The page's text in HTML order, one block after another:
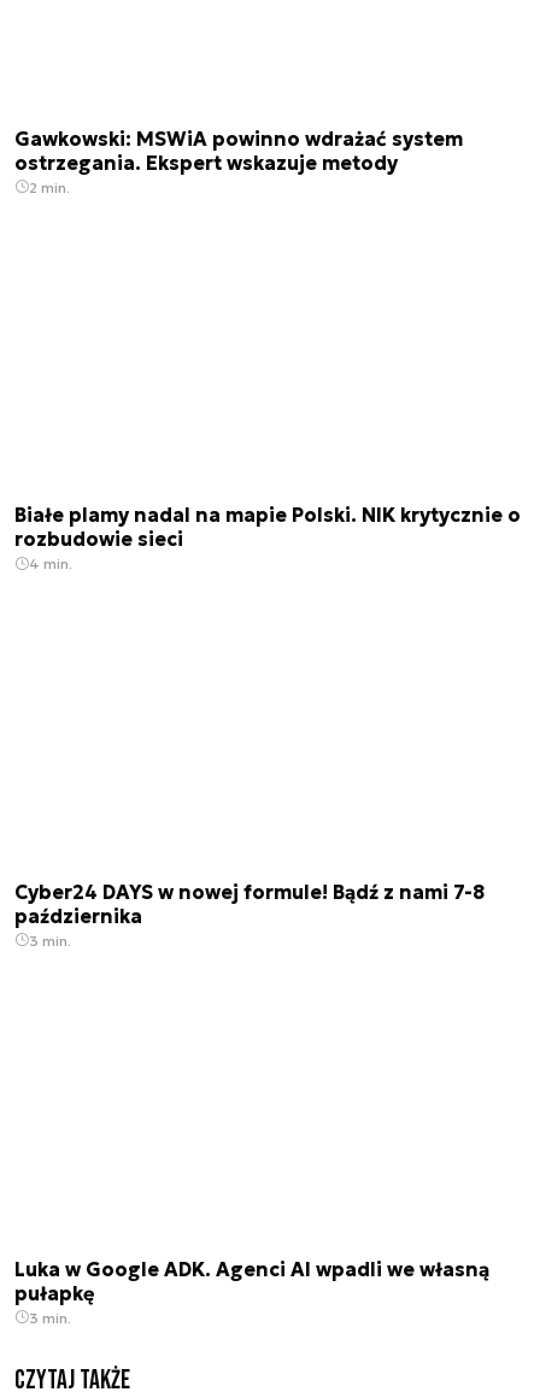
Gawkowski: MSWiA powinno wdrażać system
ostrzegania. Ekspert wskazuje metody
2 min.
Białe plamy nadal na mapie Polski. NIK krytycznie o
rozbudowie sieci
4 min.
Cyber24 DAYS w nowej formule! Bądź z nami 7-8
października
3 min.
Luka w Google ADK. Agenci AI wpadli we własną
pułapkę
3 min.
Czytaj także